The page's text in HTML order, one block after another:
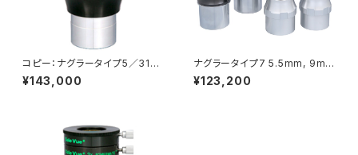
コピー：ナグラータイプ5／31m
m
¥143,000
ナグラータイプ7 5.5mm, 9m
m, or 14mm
¥123,200